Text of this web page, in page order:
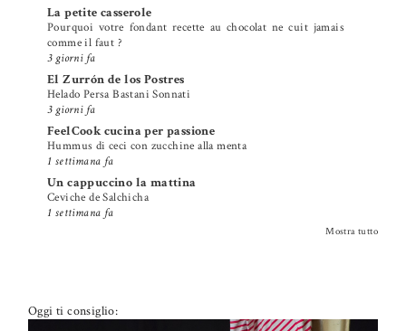
La petite casserole
Pourquoi votre fondant recette au chocolat ne cuit jamais
comme il faut ?
3 giorni fa
El Zurrón de los Postres
Helado Persa Bastani Sonnati
3 giorni fa
FeelCook cucina per passione
Hummus di ceci con zucchine alla menta
1 settimana fa
Un cappuccino la mattina
Ceviche de Salchicha
1 settimana fa
Mostra tutto
Oggi ti consiglio: